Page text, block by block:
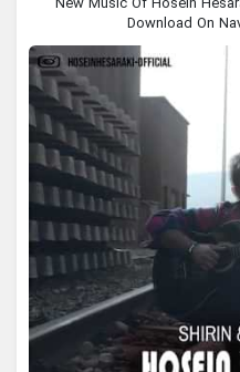
New Music Of Hosein
Download On